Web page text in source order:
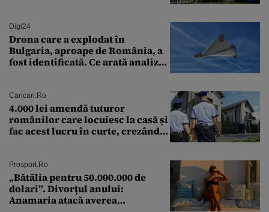
Digi24
Drona care a explodat în
Bulgaria, aproape de România, a
fost identificată. Ce arată analiza
Cancan.ro
4.000 lei amendă tuturor
românilor care locuiesc la casă și
fac acest lucru în curte, crezând
Prosport.ro
„Bătălia pentru 50.000.000 de
dolari”. Divorțul anului:
Anamaria atacă averea